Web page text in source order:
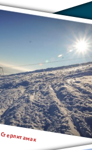
Стерлитамак